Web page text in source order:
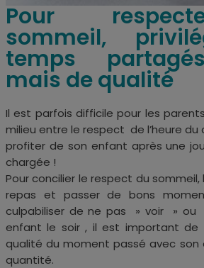
Pour
sommeil,
temps
mais de qualité
Il est parfois difficile pour les
milieu entre le respect de l’heure du
profiter de son enfant après une
chargée !
Pour concilier le respect du
repas et passer de bons
culpabiliser de ne pas » voir »
enfant le soir , il est important de
qualité du moment passé avec
quantité.